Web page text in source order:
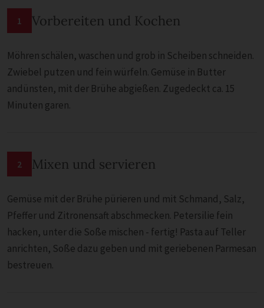
1 Vorbereiten und Kochen
Möhren schälen, waschen und grob in Scheiben schneiden.
Zwiebel putzen und fein würfeln. Gemüse in Butter
andünsten, mit der Brühe abgießen. Zugedeckt ca. 15
Minuten garen.
2 Mixen und servieren
Gemüse mit der Brühe pürieren und mit Schmand, Salz,
Pfeffer und Zitronensaft abschmecken. Petersilie fein
hacken, unter die Soße mischen - fertig! Pasta auf Teller
anrichten, Soße dazu geben und mit geriebenen Parmesan
bestreuen.